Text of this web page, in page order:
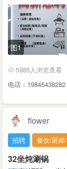
图1
5985人浏览查看
电话：19845438282
flower
招聘 餐饮/厨师
32坐炖涮锅